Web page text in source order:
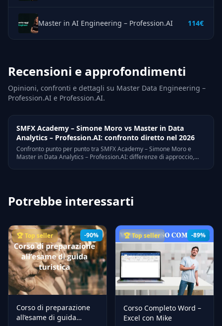
Master in AI Engineering – Profession.AI 114€
Recensioni e approfondimenti
Opinioni, confronti e dettagli su Master Data Engineering –
Profession.AI e Profession.AI.
SMFX Academy – Simone Moro vs Master in Data
Analytics – Profession.AI: confronto diretto nel 2026
Confronto punto per punto tra SMFX Academy – Simone Moro e
Master in Data Analytics – Profession.AI: differenze di approccio,
Potrebbe interessarti
-90%
🏆 Top seller
Corso di preparazione
all’esame di guida
-89%
🏆 Top seller
Corso Completo Word –
Excel con Mike